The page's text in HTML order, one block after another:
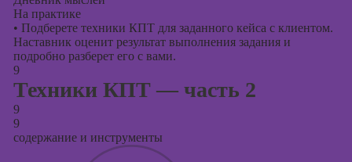
На практике
• Подберете техники КПТ для заданного кейса с клиентом.
Наставник оценит результат выполнения задания и
подробно разберет его с вами.
9
Техники КПТ — часть 2
9
9
содержание и инструменты